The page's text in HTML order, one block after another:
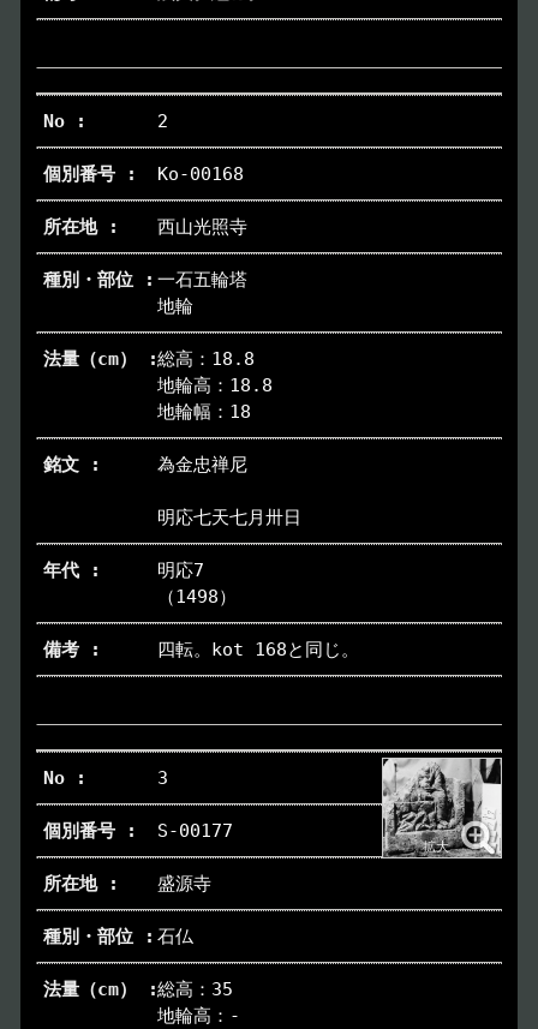
トピックス
イベント Event
デジタルアーカイブ
その他のご案内
2
Ko-00168
西山光照寺
一石五輪塔
地輪
総高：18.8
地輪高：18.8
地輪幅：18
為金忠禅尼
明応七天七月卅日
明応7
（1498）
四転。kot 168と同じ。
3
S-00177
盛源寺
石仏
総高：35
地輪高：-